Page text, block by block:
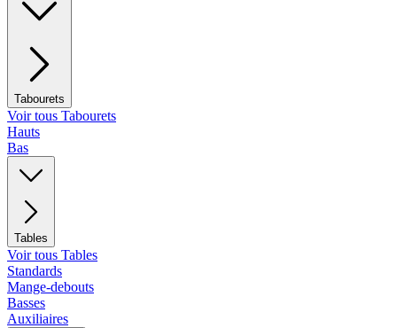
Tabourets
Voir tous Tabourets
Hauts
Bas
Tables
Voir tous Tables
Standards
Mange-debouts
Basses
Auxiliaires